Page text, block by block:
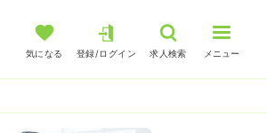
気になる 登録/ログイン 求人検索 メニュー